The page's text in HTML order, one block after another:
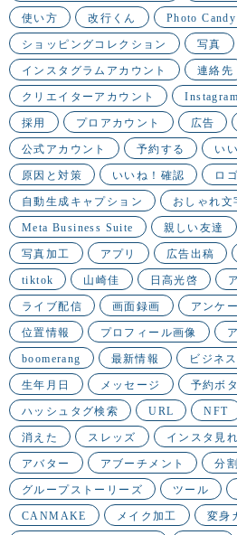
使い方 改行くん Photo Candy
ショッピングコレクション 写真
インスタグラムアカウント 連絡先
クリエイターアカウント
採用 プロアカウント 広告
公式アカウント 予約する い
原因と対策 いいね！確認 ロゴ
自動生成キャプション おしゃれ文
Meta Business Suite 親しい友達
写真加工 アプリ 広告出稿
tiktok 山崎佳 日高光啓
ライブ配信 画面録画 アンケ
位置情報 プロフィール画像
boomerang 最新情報 ビジネス
生年月日 メッセージ 予約ボ
ハッシュタグ検索 URL NFT
消えた スレッズ インスタ見
アバター アブーチメント 分
グループストーリーズ ツール
CANMAKE メイク加工 変身